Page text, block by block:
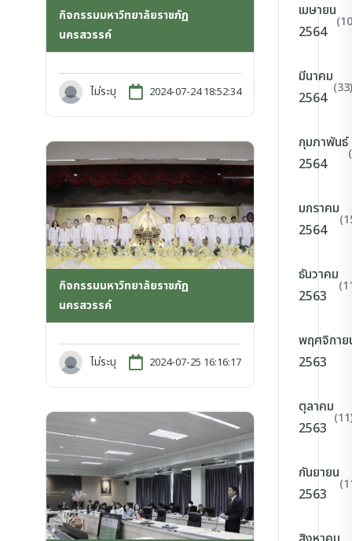
กิจกรรมมหาวิทยาลัยราชภัฏ
นครสวรรค์
ไม่ระบุ 2024-07-24 18:52:34
กิจกรรมมหาวิทยาลัยราชภัฏ
นครสวรรค์
ไม่ระบุ 2024-07-25 16:16:17
เมษายน
2564
มีนาคม
2564
(33)
กุมภาพันธ์
2564
มกราคม
2564
ธันวาคม
2563
พฤศจิกาย
2563
ตุลาคม
2563
กันยายน
2563